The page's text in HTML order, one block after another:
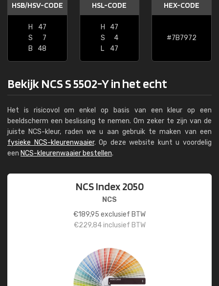
HSB/HSV-CODE
H
47
S
7
B
48
HSL-CODE
H
47
S
4
L
47
HEX-CODE
#7B7972
Bekijk NCS S 5502-Y in het echt
Het is risicovol om enkel op basis van een kleur op een
beeldscherm een beslissing te nemen. Om zeker te zijn van de
juiste NCS-kleur, raden we u aan gebruik te maken van een
fysieke NCS-kleurenwaaier. Op deze website kunt u voordelig
een NCS-kleurenwaaier bestellen.
NCS Index 2050
NCS
€189,95 exclusief BTW
€229,84inclusief BTW